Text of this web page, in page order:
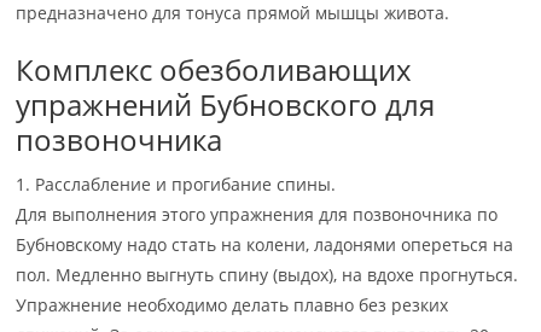
предназначено для тонуса прямой мышцы живота.
Комплекс обезболивающих
упражнений Бубновского для
позвоночника
1. Расслабление и прогибание спины.
Для выполнения этого упражнения для позвоночника по
Бубновскому надо стать на колени, ладонями опереться на
пол. Медленно выгнуть спину (выдох), на вдохе прогнуться.
Упражнение необходимо делать плавно без резких